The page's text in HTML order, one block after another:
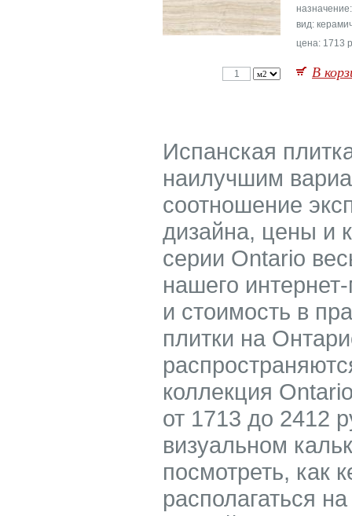
вид:
цена: 1713
В
Испанская
наилучшим
соотношение
дизайна, цены и
серии Ontario
нашего
и стоимость в
плитки на
коллекция
от 1713 до 2412
визуальном
посмотреть, как
располагаться